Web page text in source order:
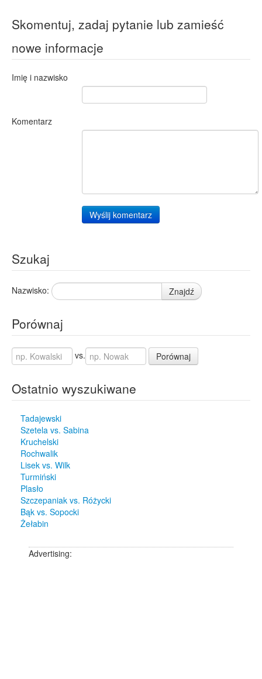
Toszowice
1
Skomentuj, zadaj pytanie lub zamieść
nowe informacje
Imię i nazwisko
Komentarz
Wyślij komentarz
Szukaj
Nazwisko: Znajdź
Porównaj
vs. Porównaj
Ostatnio wyszukiwane
Tadajewski
Szetela vs. Sabina
Kruchelski
Rochwalik
Lisek vs. Wilk
Turmiński
Plasło
Szczepaniak vs. Różycki
Bąk vs. Sopocki
Żełabin
Advertising: